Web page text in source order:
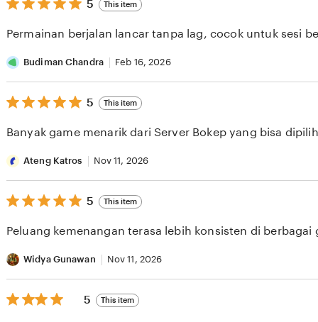
out
5
5 This item
Permainan berjalan lancar tanpa lag, cocok untuk sesi
Budiman Chandra Feb 16, 2026
5
out
5
5 This item
Banyak game menarik dari Server Bokep yang bisa
Ateng Katros Nov 11, 2026
5
out
5
5 This item
Peluang kemenangan terasa lebih konsisten di berbagai
Widya Gunawan Nov 11, 2026
5
out
5 This item